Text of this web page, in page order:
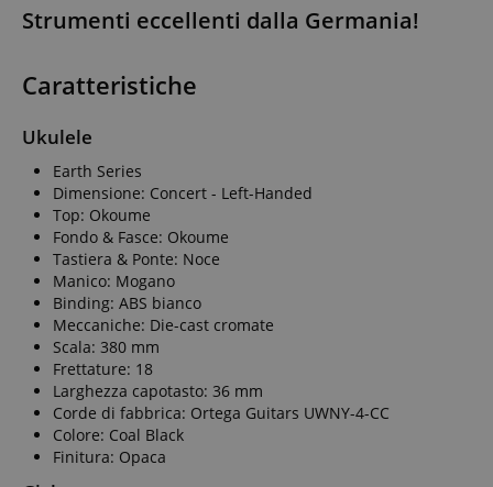
Strumenti eccellenti dalla Germania!
Caratteristiche
Ukulele
Earth Series
Dimensione: Concert - Left-Handed
Top: Okoume
Fondo & Fasce: Okoume
Tastiera & Ponte: Noce
Manico: Mogano
Binding: ABS bianco
Meccaniche: Die-cast cromate
Scala: 380 mm
Frettature: 18
Larghezza capotasto: 36 mm
Corde di fabbrica: Ortega Guitars UWNY-4-CC
Colore: Coal Black
Finitura: Opaca